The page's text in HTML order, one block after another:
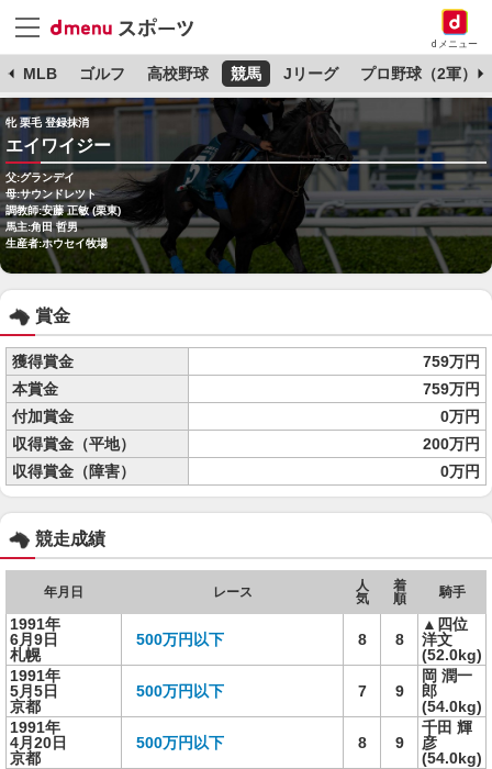
dメニュー
MLB ゴルフ 高校野球 競馬 Jリーグ プロ野球（2軍）
牝 栗毛 登録抹消
エイワイジー
父:グランデイ
母:サウンドレツト
調教師:安藤 正敏 (栗東)
馬主:角田 哲男
生産者:ホウセイ牧場
賞金
獲得賞金
759万円
本賞金
759万円
付加賞金
0万円
収得賞金（平地）
200万円
収得賞金（障害）
0万円
競走成績
年月日 レース
人
気
着
順
騎手
1991年
6月9日
札幌
500万円以下 8 8
▲四位
洋文
(52.0kg)
1991年
5月5日
京都
500万円以下 7 9
岡 潤一
郎
(54.0kg)
1991年
4月20日
京都
500万円以下 8 9
千田 輝
彦
(54.0kg)